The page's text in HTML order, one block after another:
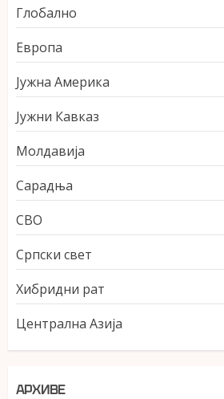
Глобално
Европа
Јужна Америка
Јужни Кавказ
Молдавија
Сарадња
СВО
Српски свет
Хибридни рат
Централна Азија
АРХИВЕ